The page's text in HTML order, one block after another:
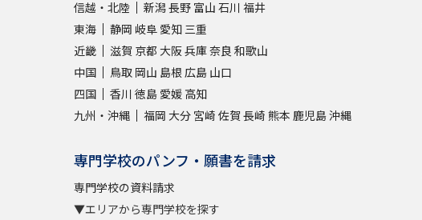
信越・北陸
新潟長野 富山 石川 福井
東海
静岡 岐阜 愛知 三重
近畿
滋賀 京都 大阪兵庫奈良 和歌山
中国
鳥取 岡山 島根 広島 山口
四国
香川 徳島 愛媛 高知
九州・沖縄
福岡 大分 宮崎 佐賀 長崎 熊本 鹿児島沖縄
専門学校のパンフ・願書を請求
専門学校の資料請求
▼エリアから専門学校を探す